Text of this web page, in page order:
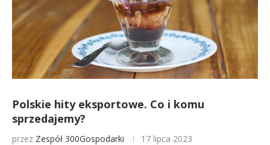
Polskie hity eksportowe. Co i komu
sprzedajemy?
przez Zespół 300Gospodarki 17 lipca 2023